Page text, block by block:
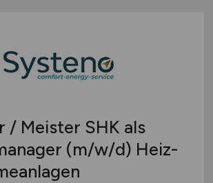
/ Meister SHK als
(m/w/d) Heiz-